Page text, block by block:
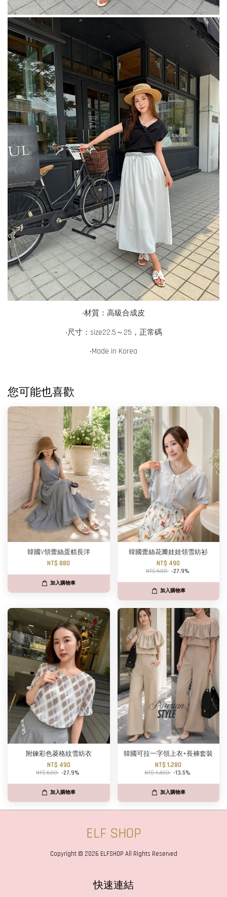
‧材質：高級合成皮
‧尺寸：size22.5～25，正常碼
‧Made in Korea
您可能也喜歡
韓國V領蕾絲蛋糕長洋
NT$ 880
加入購物車
韓國蕾絲花瓣娃娃領雪紡衫
NT$ 490
NT$ 680 -27.9%
加入購物車
附鍊彩色菱格紋雪紡衣
NT$ 490
NT$ 680 -27.9%
加入購物車
韓國可拉一字領上衣+長褲套裝
NT$ 1,280
NT$ 1,480 -13.5%
加入購物車
ELF SHOP
Copyright © 2026 ELFSHOP All Rights Reserved
快速連結